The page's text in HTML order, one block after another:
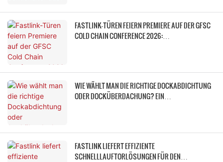
FASTLINK-TÜREN FEIERN PREMIERE AUF DER GFSC
COLD CHAIN CONFERENCE 2026:
WIE WÄHLT MAN DIE RICHTIGE DOCKABDICHTUNG
ODER DOCKÜBERDACHUNG? EIN
FASTLINK LIEFERT EFFIZIENTE
SCHNELLLAUFTORLÖSUNGEN FÜR DEN